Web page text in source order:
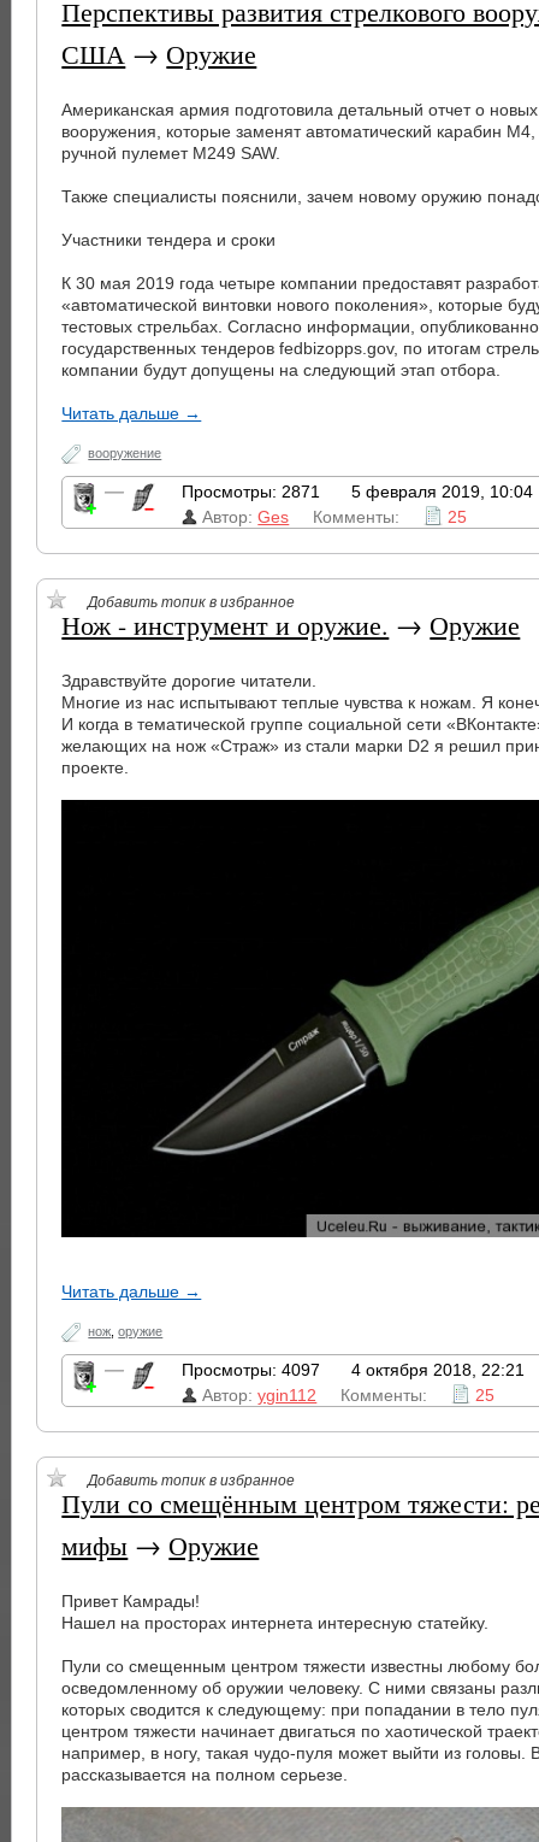
Перспективы развития стрелкового
США → Оружие
Американская армия подготовила детальный отчет о
вооружения, которые заменят автоматический карабин M4,
ручной пулемет M249 SAW.
Также специалисты пояснили, зачем новому оружию
Участники тендера и сроки
К 30 мая 2019 года четыре компании предоставят
«автоматической винтовки нового поколения», которые
тестовых стрельбах. Согласно информации,
государственных тендеров fedbizopps.gov, по итогам
компании будут допущены на следующий этап отбора.
Читать дальше →
вооружение
— Просмотры: 2871
5 февраля 2019, 10:04
Автор:Ges Комменты: 25
Добавить топик в избранное
Нож - инструмент и оружие. → Оружие
Здравствуйте дорогие читатели.
Многие из нас испытывают теплые чувства к ножам. Я
И когда в тематической группе социальной сети
желающих на нож «Страж» из стали марки D2 я решил
проекте.
Читать дальше →
нож ,оружие
— Просмотры: 4097
4 октября 2018, 22:21
Автор:ygin112 Комменты: 25
Добавить топик в избранное
Пули со смещённым центром тяжести:
мифы → Оружие
Привет Камрады!
Нашел на просторах интернета интересную статейку.
Пули со смещенным центром тяжести известны любому
осведомленному об оружии человеку. С ними связаны
которых сводится к следующему: при попадании в тело
центром тяжести начинает двигаться по хаотической
например, в ногу, такая чудо-пуля может выйти из головы.
рассказывается на полном серьезе.